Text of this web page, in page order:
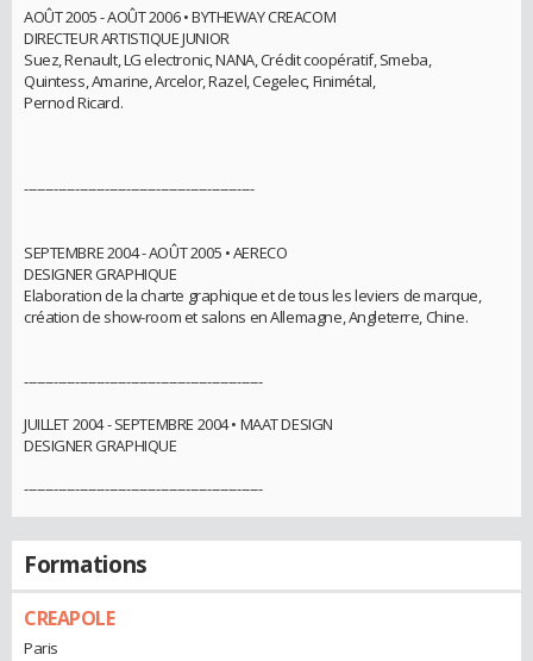
AOÛT 2005 - AOÛT 2006 • BYTHEWAY CREACOM
DIRECTEUR ARTISTIQUE JUNIOR
Suez, Renault, LG electronic, NANA, Crédit coopératif, Smeba,
Quintess, Amarine, Arcelor, Razel, Cegelec, Finimétal,
Pernod Ricard.
------------------------------------------------------
SEPTEMBRE 2004 - AOÛT 2005 • AERECO
DESIGNER GRAPHIQUE
Elaboration de la charte graphique et de tous les leviers de marque,
création de show-room et salons en Allemagne, Angleterre, Chine.
--------------------------------------------------------
JUILLET 2004 - SEPTEMBRE 2004 • MAAT DESIGN
DESIGNER GRAPHIQUE
--------------------------------------------------------
Formations
CREAPOLE
Paris